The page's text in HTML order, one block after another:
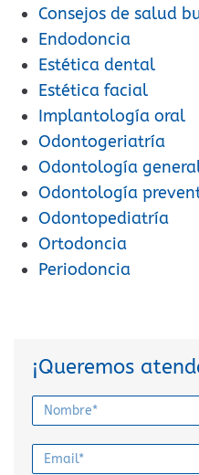
Consejos de salud
Endodoncia
Estética dental
Estética facial
Implantología oral
Odontogeriatría
Odontología
Odontología
Odontopediatría
Ortodoncia
Periodoncia
¡Queremos